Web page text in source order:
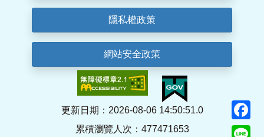
隱私權政策
網站安全政策
更新日期：2026-08-06 14:50:51.0
累積瀏覽人次：477471653